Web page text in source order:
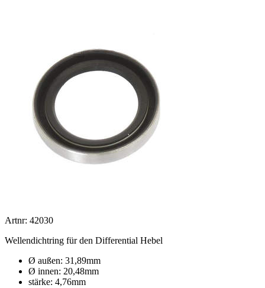
Artnr: 42030
Wellendichtring für den Differential Hebel
Ø außen: 31,89mm
Ø innen: 20,48mm
stärke: 4,76mm